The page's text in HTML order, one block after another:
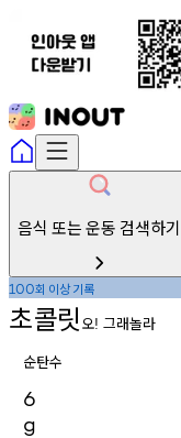
음식 또는 운동 검색하기
100회 이상기록
초콜릿 오! 그래놀라
순탄수
6
g